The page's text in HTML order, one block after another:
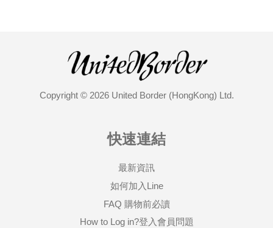
Copyright © 2026 United Border (HongKong) Ltd.
快速連結
最新資訊
如何加入Line
FAQ 購物前必讀
How to Log in?登入會員問題